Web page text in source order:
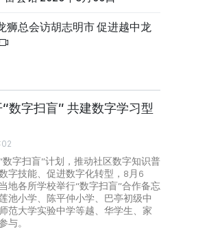
狮总会访胡志明市 促进越中龙
数字扫盲” 共建数字学习型
数字扫盲”计划，推动社区数字知识普
字技能、促进数字化转型，8月6
地各所学校举行“数字扫盲”合作备忘
池小学、陈平仲小学、巴亭初级中
范大学实验中学等越、华学生、家
与。